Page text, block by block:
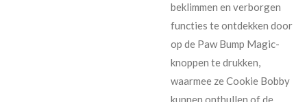
beklimmen en verborgen
functies te ontdekken door
op de Paw Bump Magic-
knoppen te drukken,
waarmee ze Cookie Bobby
kunnen onthullen of de